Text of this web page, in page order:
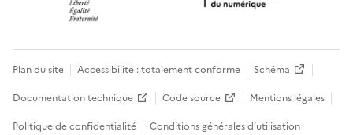
Plan du site Accessibilité : totalement conforme
Schéma
Documentation technique
Code source
Mentions légales
Politique de confidentialité
Conditions générales d’utilisation